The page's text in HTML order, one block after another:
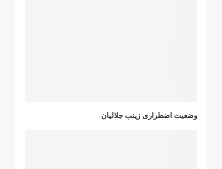
وضعیت اضطراری زینب جلالیان